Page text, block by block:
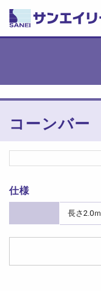
コーンバー
仕様
長さ2.0ｍ